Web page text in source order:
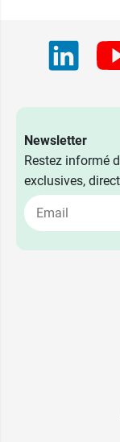
50 cm - 500
Newsletter
Restez informé
exclusives,